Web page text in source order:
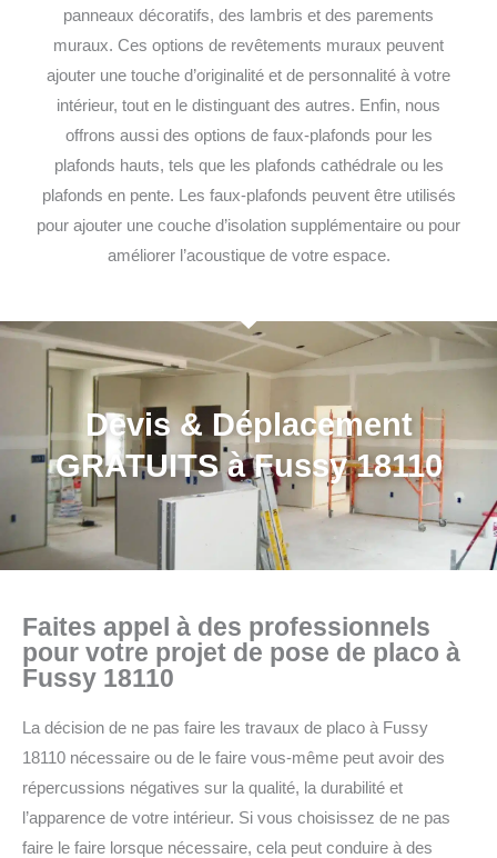
panneaux décoratifs, des lambris et des parements
muraux. Ces options de revêtements muraux peuvent
ajouter une touche d’originalité et de personnalité à votre
intérieur, tout en le distinguant des autres. Enfin, nous
offrons aussi des options de faux-plafonds pour les
plafonds hauts, tels que les plafonds cathédrale ou les
plafonds en pente. Les faux-plafonds peuvent être utilisés
pour ajouter une couche d’isolation supplémentaire ou pour
améliorer l’acoustique de votre espace.
Devis & Déplacement
GRATUITS à Fussy 18110
Faites appel à des professionnels
pour votre projet de pose de placo à
Fussy 18110
La décision de ne pas faire les travaux de placo à Fussy
18110 nécessaire ou de le faire vous-même peut avoir des
répercussions négatives sur la qualité, la durabilité et
l’apparence de votre intérieur. Si vous choisissez de ne pas
faire le faire lorsque nécessaire, cela peut conduire à des